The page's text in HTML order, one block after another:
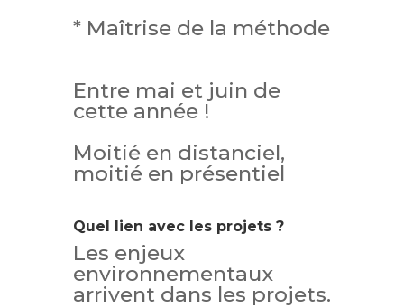
* Maîtrise de la méthode
Entre mai et juin de
cette année !
Moitié en distanciel,
moitié en présentiel
Quel lien avec les projets ?
Les enjeux
environnementaux
arrivent dans les projets.